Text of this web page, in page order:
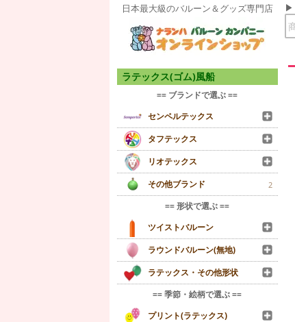
日本最大級のバルーン＆グッズ専門店
ラテックス(ゴム)風船
== ブランドで選ぶ ==
センペルテックス
タフテックス
リオテックス
その他ブランド
2
== 形状で選ぶ ==
ツイストバルーン
ラウンドバルーン(無地)
ラテックス・その他形状
== 季節・絵柄で選ぶ ==
プリント(ラテックス)